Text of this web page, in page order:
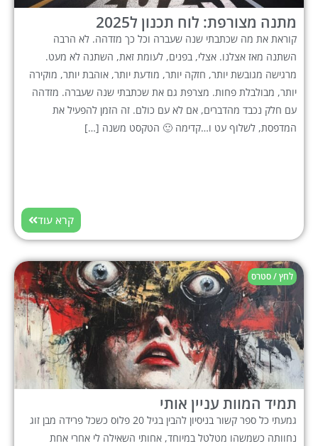
מתנה מצורפת: לוח תכנון ל2025
קוראת את מה שכתבתי שנה שעברה וכל כך מזדהה. לא הרבה
השתנה מאז אצלנו. אצלי, בפנים, לעומת זאת, השתנה לא מעט.
מרגישה מגובשת יותר, חזקה יותר, מודעת יותר, אוהבת יותר, מוקירה
יותר, מבולבלת פחות. מצרפת גם את שכתבתי שנה שעברה. מזדהה
עם חלק נכבד מהדברים, אם לא עם כולם. זה הזמן להפעיל את
המדפסת, לשלוף עט ו…קדימה 🙂 הטקסט משנה […]
קרא עוד
לחץ / סטרס
תמיד המוות עניין אותי
גמעתי כל ספר קשור בניסיון להבין בגיל 20 פלוס כשכל פרידה מבן זוג
נחוותה כשמשהו מטלטל במיוחד, אחותי השאילה לי אחרי אחת